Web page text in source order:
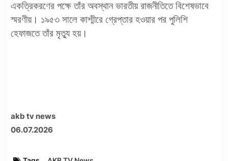
একত্রিকরণের পক্ষে তাঁর অবস্থান ভারতীয় রাজনীতিতে বিশেষভাবে
স্মরণীয়। ১৯৫৩ সালে কাশ্মীরে গ্রেপ্তার হওয়ার পর পুলিশি
হেফাজতে তাঁর মৃত্যু হয়।
akb tv news
06.07.2026